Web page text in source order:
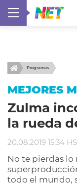
Programas
MEJORES
Zulma
la rueda
20.08.2019 15:34 HS
No te pierdas lo
todo el mundo,